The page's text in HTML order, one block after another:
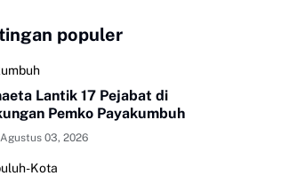
populer
Lantik 17 Pejabat di
Pemko Payakumbuh
03, 2026
Kota